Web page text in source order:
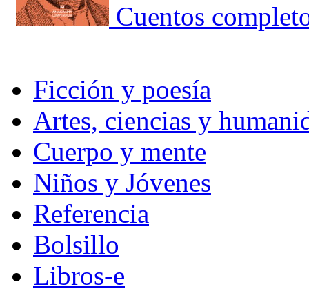
Cuentos
Ficción y poesía
Artes, ciencias y
Cuerpo y mente
Niños y Jóvenes
Referencia
Bolsillo
Libros-e